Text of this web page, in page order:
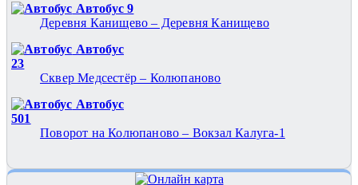
Автобус 9
Деревня Канищево – Деревня Канищево
Автобус
23
Сквер Медсестёр – Колюпаново
Автобус
501
Поворот на Колюпаново – Вокзал Калуга-1